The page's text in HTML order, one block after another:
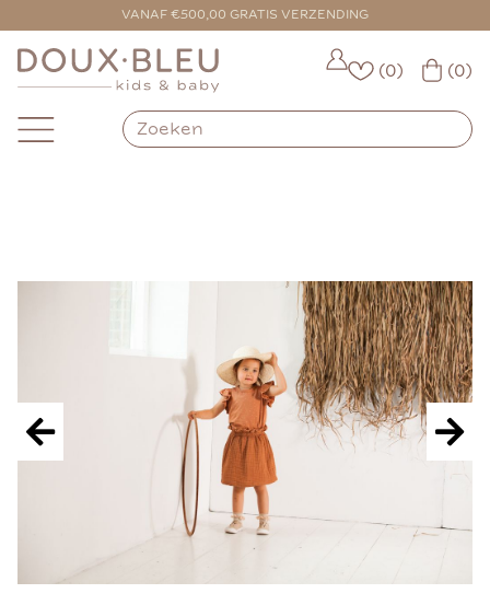
VANAF €500,00 GRATIS VERZENDING
VOOR 16:00 BESTELD = VANDAAG VERZONDEN
(0) (0)